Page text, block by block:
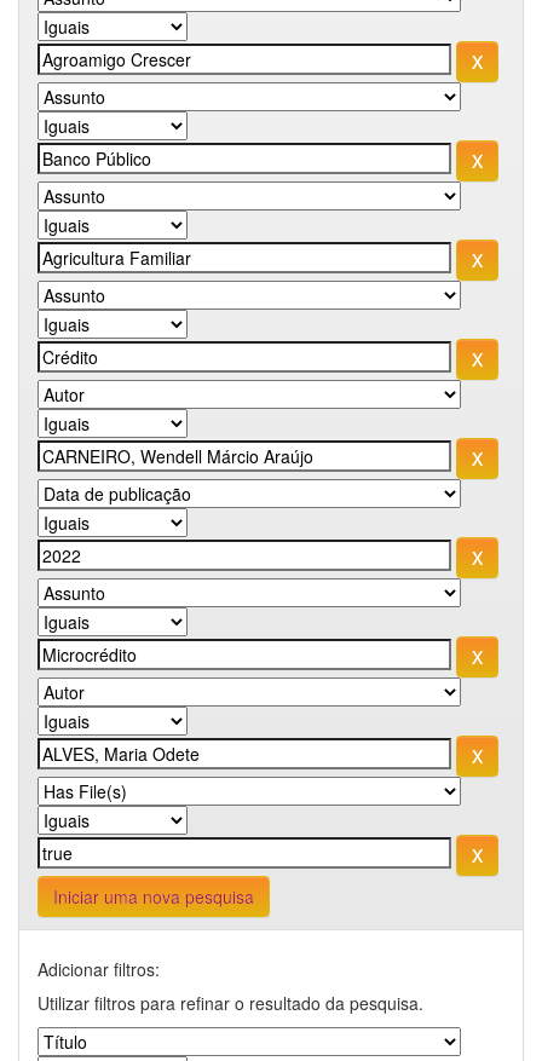
Iniciar uma nova pesquisa
Adicionar filtros:
Utilizar filtros para refinar o resultado da pesquisa.